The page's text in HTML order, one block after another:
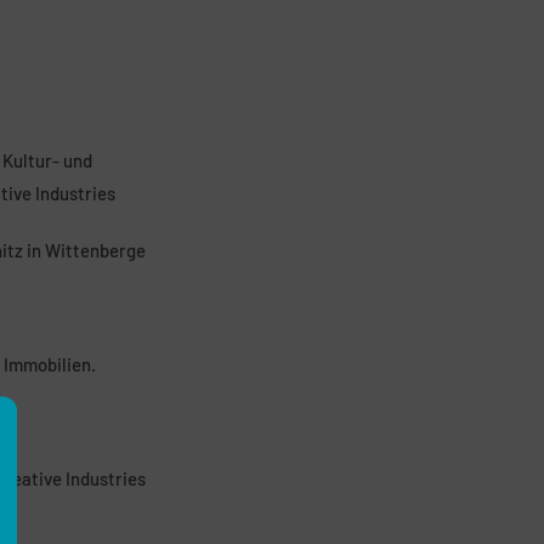
und
Industries
in Wittenberge
Industries